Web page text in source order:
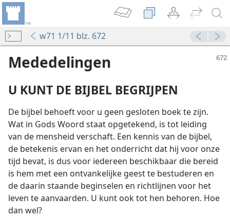
w71 1/11 blz. 672
Mededelingen
U KUNT DE BIJBEL BEGRIJPEN
De bijbel behoeft voor u geen gesloten boek te zijn.
Wat in Gods Woord staat opgetekend, is tot leiding
van de mensheid verschaft. Een kennis van de bijbel,
de betekenis ervan en het onderricht dat hij voor onze
tijd bevat, is dus voor iedereen beschikbaar die bereid
is hem met een ontvankelijke geest te bestuderen en
de daarin staande beginselen en richtlijnen voor het
leven te aanvaarden. U kunt ook tot hen behoren. Hoe
dan wel?